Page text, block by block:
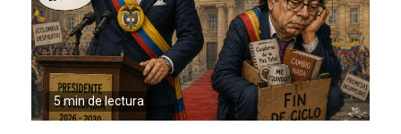
5 min de lectura